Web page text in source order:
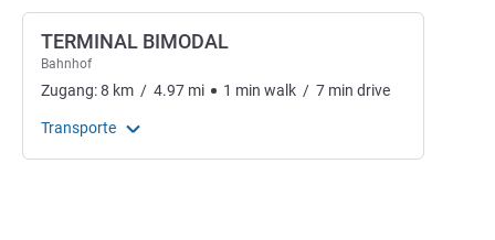
TERMINAL BIMODAL
Bahnhof
Zugang:8 km / 4.97 mi 1 min walk / 7 min drive
Transporte